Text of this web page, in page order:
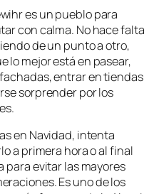
es un pueblo para
con calma. No hace falta
de un punto a otro,
lo mejor está en pasear,
entrar en tiendas
sorprender por los
en Navidad, intenta
a primera hora o al final
para evitar las mayores
Es uno de los